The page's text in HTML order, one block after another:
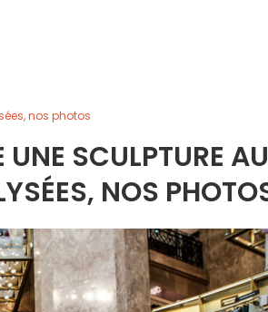
nos photos
UNE SCULPTURE
NOS